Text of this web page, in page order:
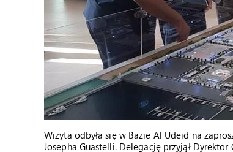
Wizyta odbyła się w Bazie Al Udeid na
Josepha Guastelli. Delegację przyjął